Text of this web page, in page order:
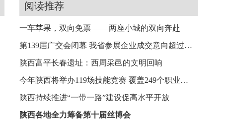
阅读推荐
一车苹果，双向免票 ——两座小城的双向奔赴
第139届广交会闭幕 我省参展企业成交意向超过6亿
陕西富平长春遗址：西周采邑的文明回响
今年陕西将举办119场技能竞赛 覆盖249个职业（工
陕西持续推进“一带一路”建设促高水平开放
陕西各地全力筹备第十届丝博会